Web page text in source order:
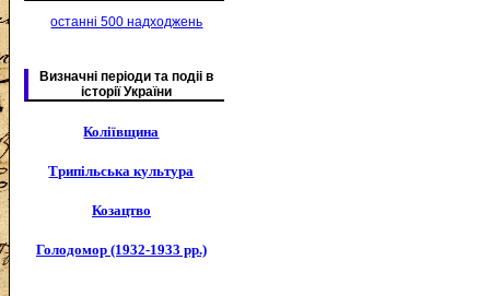
останні 500 надходжень
Визначні періоди та подіі в
історії України
Коліївщина
Трипільська культура
Козацтво
Голодомор (1932-1933 рр.)